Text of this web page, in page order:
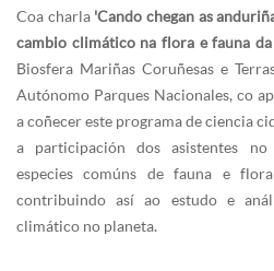
Coa charla 'Cando chegan as
cambio climático na flora e fauna da
Biosfera Mariñas Coruñesas e
Autónomo Parques Nacionales, co
a coñecer este programa de ciencia
a participación dos asistentes no
especies comúns de fauna e
contribuindo así ao estudo e
climático no planeta.